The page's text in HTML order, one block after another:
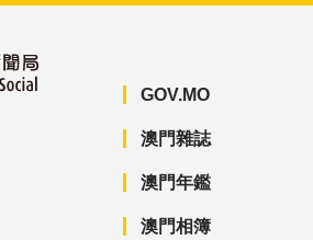
GOV.MO
澳門雜誌
澳門年鑑
澳門相簿